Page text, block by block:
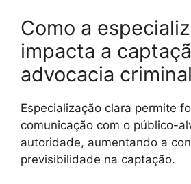
Como a
impacta a
advocacia
Especialização clara permite
comunicação com o público-
autoridade, aumentando a
previsibilidade na captação.